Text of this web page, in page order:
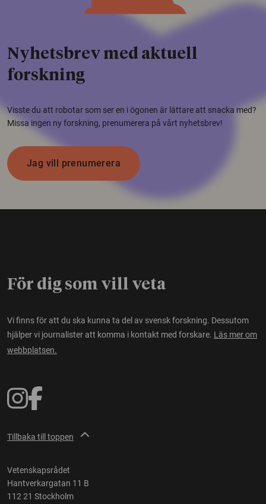
Nyhetsbrev med aktuell
forskning
Visste du att robotar som ser en i ögonen är lättare att snacka med?
Missa ingen ny forskning, prenumerera på vårt nyhetsbrev!
Jag vill prenumerera
För dig som vill veta
Vi finns för att du ska kunna ta del av svensk forskning. Dessutom
hjälper vi journalister att komma i kontakt med forskare. Läs mer om
webbplatsen.
Tillbaka till toppen
Vetenskapsrådet
Hantverkargatan 11 B
112 21 Stockholm